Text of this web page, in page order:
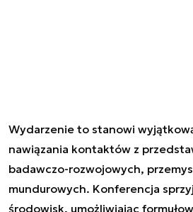
Wydarzenie to stanowi
nawiązania kontaktów z
badawczo-rozwojowych,
mundurowych. Konferencja
środowisk, umożliwiając